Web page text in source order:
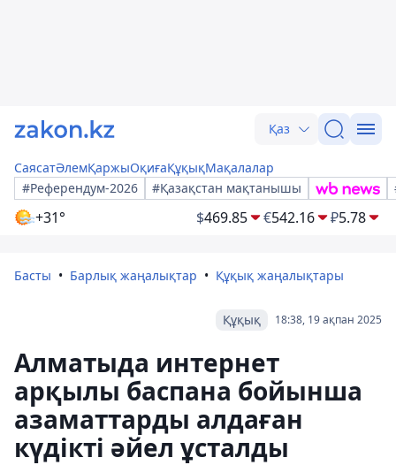
Қаз
СаясатӘлемҚаржыОқиғаҚұқықМақалалар
#Референдум-2026
#Қазақстан мақтанышы
+31° $469.85 €542.16 ₽5.78
Басты Барлық жаңалықтар Құқық жаңалықтары
18:38, 19 ақпан 2025
Құқық
Алматыда интернет
арқылы баспана бойынша
азаматтарды алдаған
күдікті әйел ұсталды